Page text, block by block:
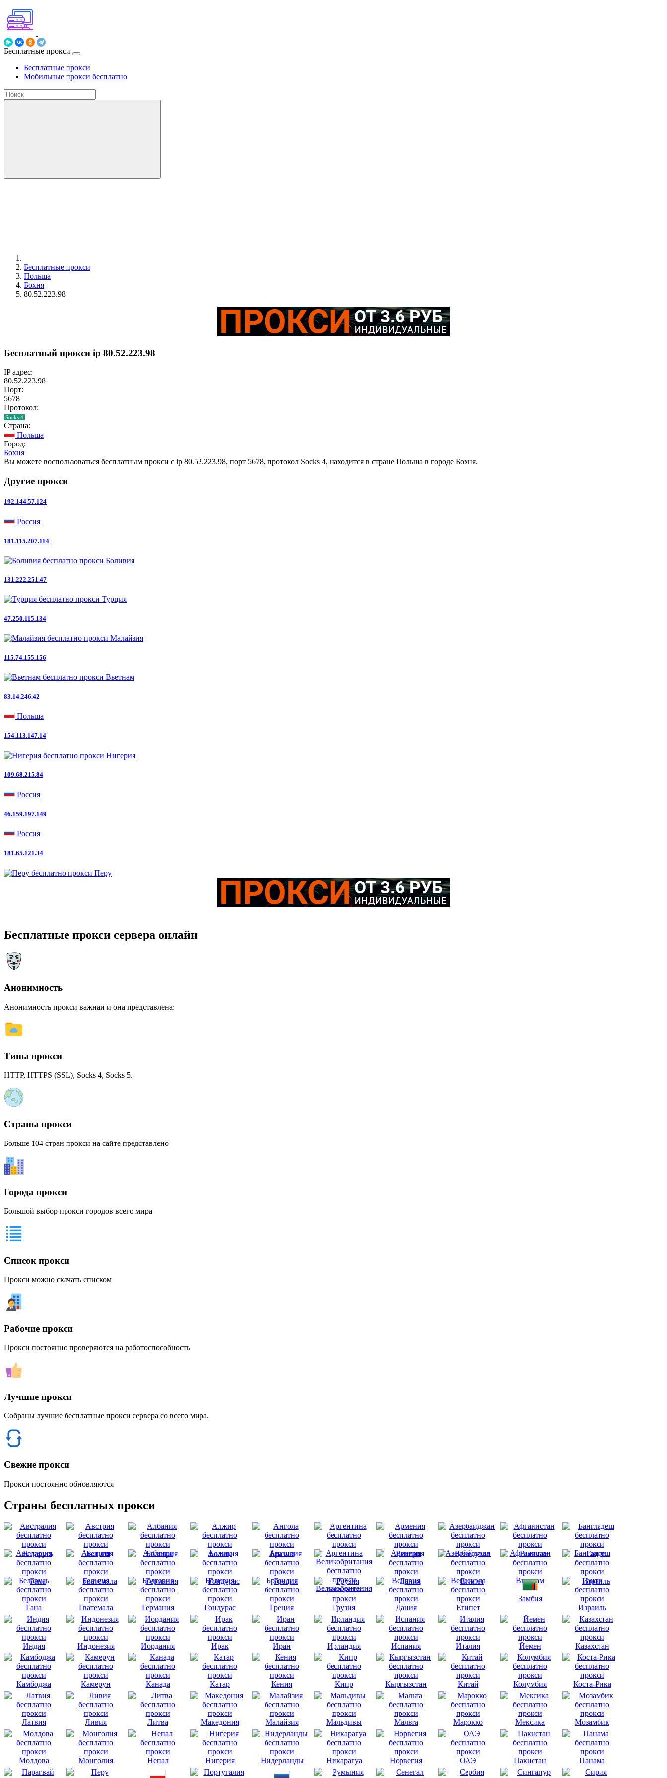
Бесплатные прокси
Бесплатные прокси
Мобильные прокси бесплатно
Бесплатные прокси
Польша
Бохня
80.52.223.98
Бесплатный прокси ip 80.52.223.98
IP адрес:
80.52.223.98
Порт:
5678
Протокол:
Socks 4
Страна:
Польша
Город:
Бохня
Вы можете воспользоваться бесплатным прокси с ip 80.52.223.98, порт 5678, протокол Socks 4, находится в стране Польша в городе Бохня.
Другие прокси
192.144.57.124
Россия
181.115.207.114
Боливия
131.222.251.47
Турция
47.250.115.134
Малайзия
115.74.155.156
Вьетнам
83.14.246.42
Польша
154.113.147.14
Нигерия
109.68.215.84
Россия
46.159.197.149
Россия
181.65.121.34
Перу
Бесплатные прокси сервера онлайн
Анонимность
Анонимность прокси важнаи и она представлена:
Типы прокси
HTTP, HTTPS (SSL), Socks 4, Socks 5.
Страны прокси
Больше 104 стран прокси на сайте представлено
Города прокси
Большой выбор прокси городов всего мира
Список прокси
Прокси можно скачать списком
Рабочие прокси
Прокси постоянно проверяются на работоспособность
Лучшие прокси
Собраны лучшие бесплатные прокси сервера со всего мира.
Свежие прокси
Прокси постоянно обновляются
Страны бесплатных прокси
Австралия Австрия Албания Алжир Ангола Аргентина Армения Азербайджан Афганистан Бангладеш
Беларусь Бельгия Болгария Боливия
Бразилия
Великобритания
Венгрия Венесуэла Вьетнам Гаити
Гана Гватемала Германия Гондурас Греция Грузия Дания Египет
Замбия
Израиль
Индия Индонезия Иордания Ирак Иран Ирландия Испания Италия Йемен Казахстан
Камбоджа Камерун Канада Катар Кения Кипр Кыргызстан Китай Колумбия Коста-Рика
Латвия Ливия Литва Македония Малайзия Мальдивы Мальта Марокко Мексика Мозамбик
Молдова Монголия Непал Нигерия Нидерланды Никарагуа Норвегия ОАЭ Пакистан Панама